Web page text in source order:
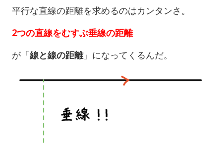
平行な直線の距離を求めるのはカンタンさ。
2つの直線をむすぶ垂線の距離
が「線と線の距離」になってくるんだ。